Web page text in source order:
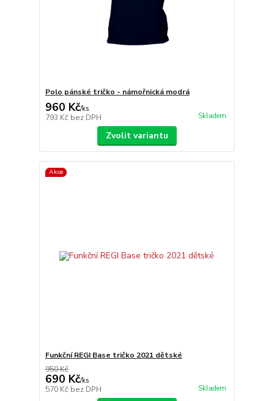
Polo pánské tričko - námořnická modrá
960 Kč/ks
793 Kč bez DPH Skladem
Zvolit variantu
Akce
Funkční REGI Base tričko 2021 dětské
950 Kč
690 Kč/ks
570 Kč bez DPH Skladem